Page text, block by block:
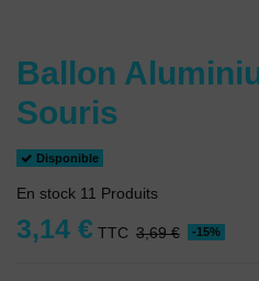
Ballon
Souris
Disponible
En stock 11 Produits
3,14 € TTC 3,69 € -15%